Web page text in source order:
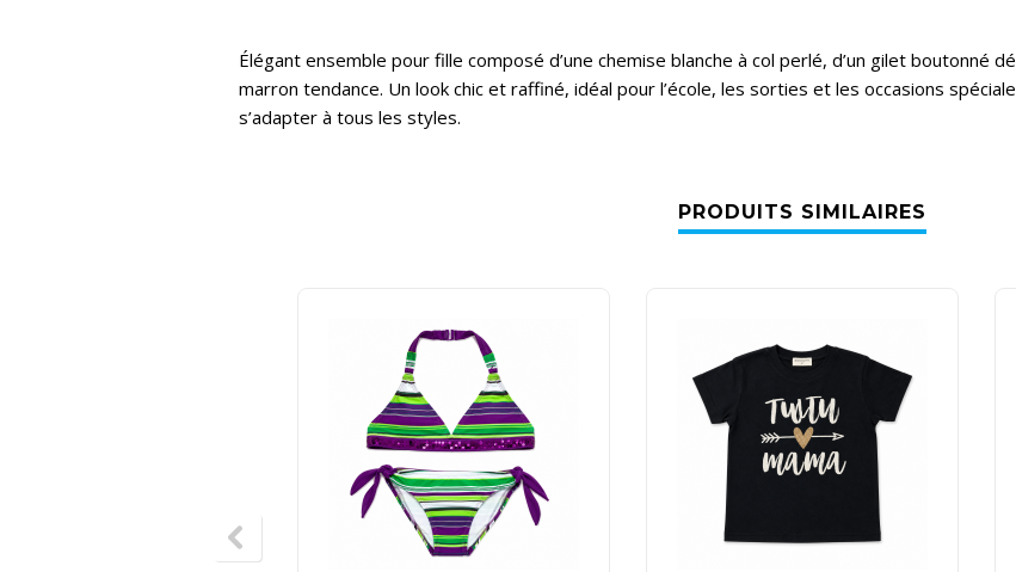
Élégant ensemble pour fille composé d’une chemise blanche à col perlé, d’un gilet boutonné
marron tendance. Un look chic et raffiné, idéal pour l’école, les sorties et les occasions
s’adapter à tous les styles.
PRODUITS SIMILAIRES